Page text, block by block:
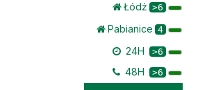
Łódż >6
Pabianice 4
24H >6
48H >6